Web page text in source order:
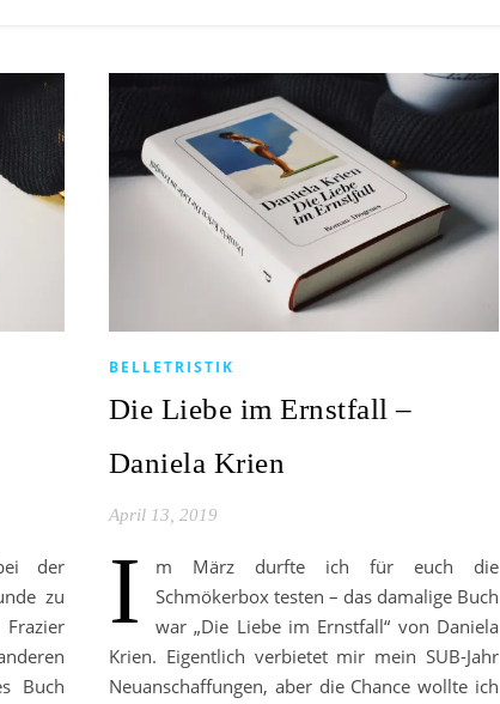
der
zu
Buch
BELLETRISTIK
Die Liebe im Ernstfall –
Daniela Krien
April 13, 2019
I
m März durfte ich für euch die
Schmökerbox testen – das damalige Buch
war „Die Liebe im Ernstfall“ von Daniela
Krien. Eigentlich verbietet mir mein SUB-Jahr
Neuanschaffungen, aber die Chance wollte ich